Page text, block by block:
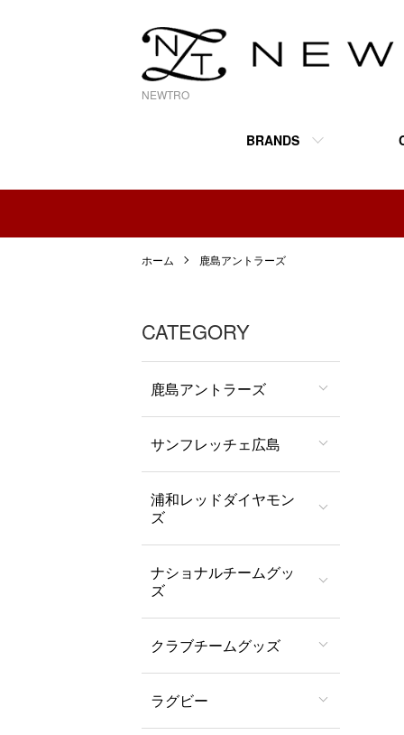
NEWTRO
BRANDS
ホーム 鹿島アントラーズ
CATEGORY
鹿島アントラーズ
サンフレッチェ広島
浦和レッドダイヤモン
ズ
ナショナルチームグッ
ズ
クラブチームグッズ
ラグビー